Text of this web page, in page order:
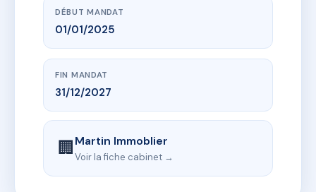
DÉBUT MANDAT
01/01/2025
FIN MANDAT
31/12/2027
🏢Martin Immoblier
Voir la fiche cabinet →